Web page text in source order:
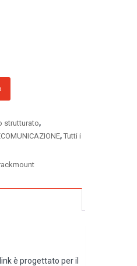
strutturato,
, Tutti i
è progettato per il